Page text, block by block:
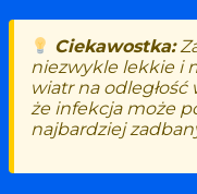
Ciekawostka:
niezwykle lekkie i
wiatr na
że infekcja może
najbardziej